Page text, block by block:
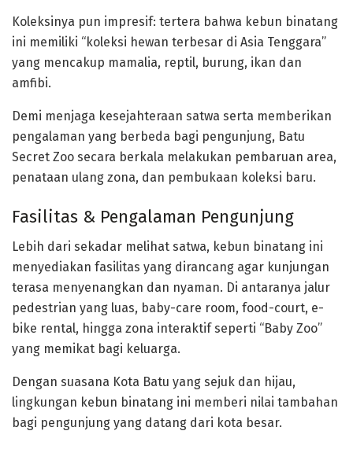
Koleksinya pun impresif: tertera bahwa kebun binatang
ini memiliki “koleksi hewan terbesar di Asia Tenggara”
yang mencakup mamalia, reptil, burung, ikan dan
amfibi.
Demi menjaga kesejahteraan satwa serta memberikan
pengalaman yang berbeda bagi pengunjung, Batu
Secret Zoo secara berkala melakukan pembaruan area,
penataan ulang zona, dan pembukaan koleksi baru.
Fasilitas & Pengalaman Pengunjung
Lebih dari sekadar melihat satwa, kebun binatang ini
menyediakan fasilitas yang dirancang agar kunjungan
terasa menyenangkan dan nyaman. Di antaranya jalur
pedestrian yang luas, baby-care room, food-court, e-
bike rental, hingga zona interaktif seperti “Baby Zoo”
yang memikat bagi keluarga.
Dengan suasana Kota Batu yang sejuk dan hijau,
lingkungan kebun binatang ini memberi nilai tambahan
bagi pengunjung yang datang dari kota besar.